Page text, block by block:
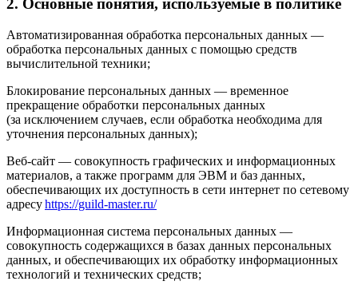
2. Основные понятия, используемые в политике
Автоматизированная обработка персональных данных —
обработка персональных данных с помощью средств
вычислительной техники;
Блокирование персональных данных — временное
прекращение обработки персональных данных
(за исключением случаев, если обработка необходима для
уточнения персональных данных);
Веб-сайт — совокупность графических и информационных
материалов, а также программ для ЭВМ и баз данных,
обеспечивающих их доступность в сети интернет по сетевому
адресуhttps://guild-master.ru/
Информационная система персональных данных —
совокупность содержащихся в базах данных персональных
данных, и обеспечивающих их обработку информационных
технологий и технических средств;